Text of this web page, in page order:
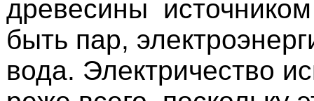
древесины источником
быть пар,
вода. Электричество